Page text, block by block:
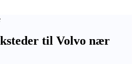
til Volvo nær